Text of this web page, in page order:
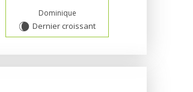
Dominique
W Dernier croissant